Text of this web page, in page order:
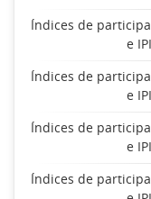
Índices de
e
Índices de
e
Índices de
e
Índices de